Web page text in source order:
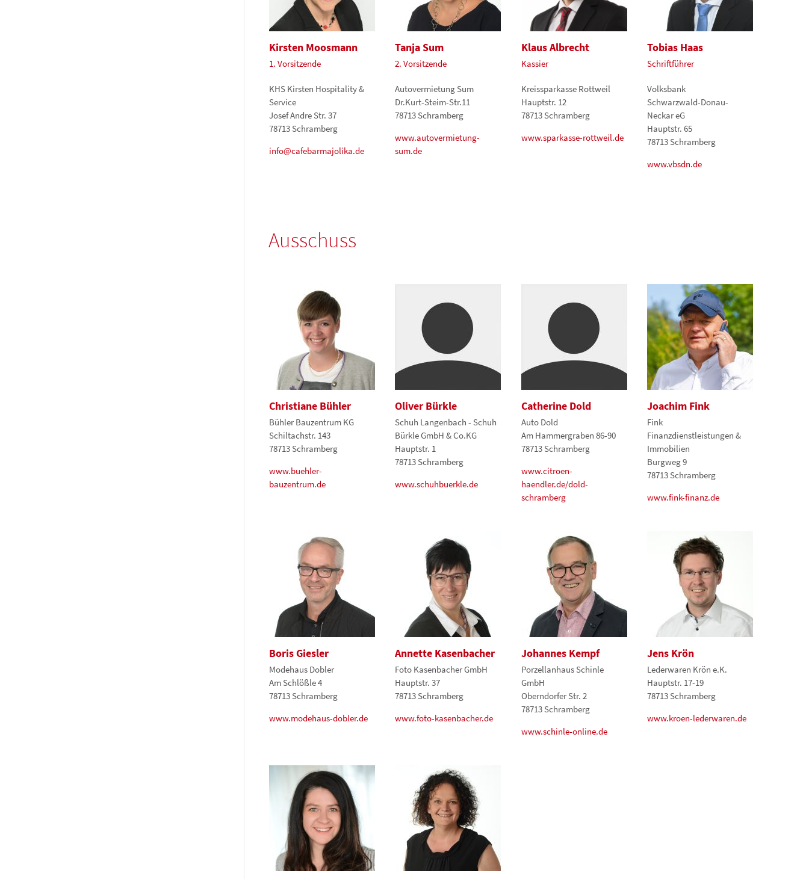
Kirsten Moosmann
1. Vorsitzende
KHS Kirsten Hospitality &
Service
Josef Andre Str. 37
78713 Schramberg
info@cafebarmajolika.de
Tanja Sum
2. Vorsitzende
Autovermietung Sum
Dr.Kurt-Steim-Str.11
78713 Schramberg
www.autovermietung-
sum.de
Klaus Albrecht
Kassier
Kreissparkasse Rottweil
Hauptstr. 12
78713 Schramberg
www.sparkasse-rottweil.de
Tobias Haas
Schriftführer
Volksbank
Schwarzwald-Donau-
Neckar eG
Hauptstr. 65
78713 Schramberg
www.vbsdn.de
Ausschuss
Christiane Bühler
Bühler Bauzentrum KG
Schiltachstr. 143
78713 Schramberg
www.buehler-
bauzentrum.de
Oliver Bürkle
Schuh Langenbach - Schuh
Bürkle GmbH & Co.KG
Hauptstr. 1
78713 Schramberg
www.schuhbuerkle.de
Catherine Dold
Auto Dold
Am Hammergraben 86-90
78713 Schramberg
www.citroen-
haendler.de/dold-
schramberg
Joachim Fink
Fink
Finanzdienstleistungen &
Immobilien
Burgweg 9
78713 Schramberg
www.fink-finanz.de
Boris Giesler
Modehaus Dobler
Am Schlößle 4
78713 Schramberg
www.modehaus-dobler.de
Annette Kasenbacher
Foto Kasenbacher GmbH
Hauptstr. 37
78713 Schramberg
www.foto-kasenbacher.de
Johannes Kempf
Porzellanhaus Schinle
GmbH
Oberndorfer Str. 2
78713 Schramberg
www.schinle-online.de
Jens Krön
Lederwaren Krön e.K.
Hauptstr. 17-19
78713 Schramberg
www.kroen-lederwaren.de